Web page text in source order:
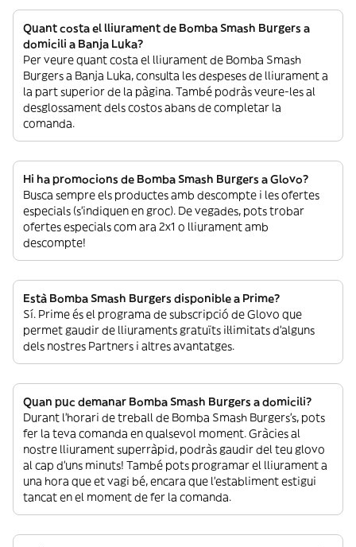
Quant costa el lliurament de Bomba Smash Burgers a
domicili a Banja Luka?
Per veure quant costa el lliurament de Bomba Smash
Burgers a Banja Luka, consulta les despeses de lliurament a
la part superior de la pàgina. També podràs veure-les al
desglossament dels costos abans de completar la
comanda.
Hi ha promocions de Bomba Smash Burgers a Glovo?
Busca sempre els productes amb descompte i les ofertes
especials (s’indiquen en groc). De vegades, pots trobar
ofertes especials com ara 2x1 o lliurament amb
descompte!
Està Bomba Smash Burgers disponible a Prime?
Sí. Prime és el programa de subscripció de Glovo que
permet gaudir de lliuraments gratuïts il·limitats d’alguns
dels nostres Partners i altres avantatges.
Quan puc demanar Bomba Smash Burgers a domicili?
Durant l’horari de treball de Bomba Smash Burgers’s, pots
fer la teva comanda en qualsevol moment. Gràcies al
nostre lliurament superràpid, podràs gaudir del teu glovo
al cap d’uns minuts! També pots programar el lliurament a
una hora que et vagi bé, encara que l’establiment estigui
tancat en el moment de fer la comanda.